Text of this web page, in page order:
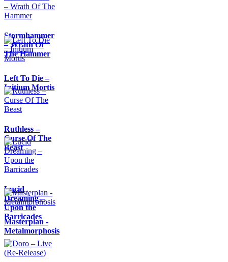
Stormhammer
– Wrath Of
The Hammer
Left To Die –
Initium Mortis
Ruthless –
Curse Of The
Beast
Lucid
Dreaming –
Upon the
Barricades
Masterplan -
Metalmorphosis